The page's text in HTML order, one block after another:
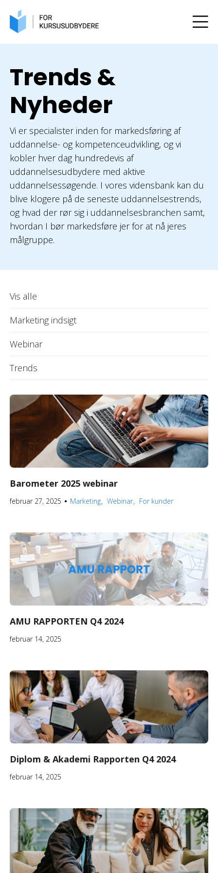
Trends &
Nyheder
Vi er specialister inden for markedsføring af
uddannelse- og kompetenceudvikling, og vi
kobler hver dag hundredevis af
uddannelsesudbydere med aktive
uddannelsessøgende. I vores vidensbank kan du
blive klogere på de seneste uddannelsestrends,
og hvad der rør sig i uddannelsesbranchen samt,
hvordan I bør markedsføre jer for at nå jeres
målgruppe.
Vis alle
Marketing indsigt
Webinar
Trends
Barometer 2025 webinar
februar 27, 2025 ● Marketing Webinar For kunder
AMU RAPPORTEN Q4 2024
februar 14, 2025
Diplom & Akademi Rapporten Q4 2024
februar 14, 2025